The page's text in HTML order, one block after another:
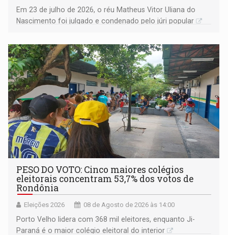
Em 23 de julho de 2026, o réu Matheus Vitor Uliana do
Nascimento foi julgado e condenado pelo júri popular
PESO DO VOTO: Cinco maiores colégios
eleitorais concentram 53,7% dos votos de
Rondônia
Eleições 2026 08 de Agosto de 2026 às 14:00
Porto Velho lidera com 368 mil eleitores, enquanto Ji-
Paraná é o maior colégio eleitoral do interior